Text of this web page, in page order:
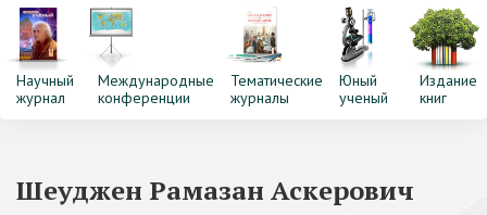
Научный
журнал
Международные
конференции
Тематические
журналы
Юный
ученый
Издание
книг
Шеуджен Рамазан Аскерович